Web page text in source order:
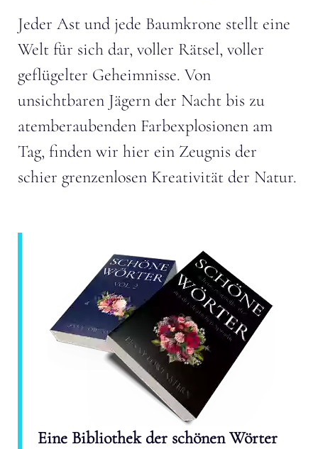
Jeder Ast und jede Baumkrone stellt eine
Welt für sich dar, voller Rätsel, voller
geflügelter Geheimnisse. Von
unsichtbaren Jägern der Nacht bis zu
atemberaubenden Farbexplosionen am
Tag, finden wir hier ein Zeugnis der
schier grenzenlosen Kreativität der Natur.
Eine Bibliothek der schönen Wörter